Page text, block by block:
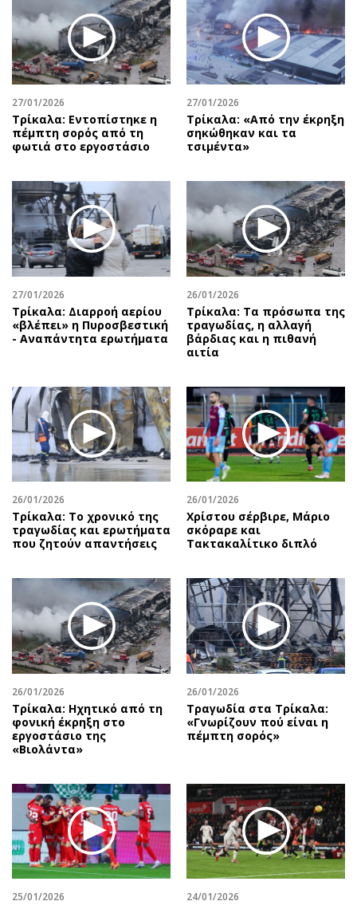
27/01/2026
Τρίκαλα: Εντοπίστηκε η
πέμπτη σορός από τη
φωτιά στο εργοστάσιο
27/01/2026
Τρίκαλα: «Από την έκρηξη
σηκώθηκαν και τα
τσιμέντα»
27/01/2026
Τρίκαλα: Διαρροή αερίου
«βλέπει» η Πυροσβεστική
- Αναπάντητα ερωτήματα
26/01/2026
Τρίκαλα: Τα πρόσωπα της
τραγωδίας, η αλλαγή
βάρδιας και η πιθανή
αιτία
26/01/2026
Τρίκαλα: Το χρονικό της
τραγωδίας και ερωτήματα
που ζητούν απαντήσεις
26/01/2026
Χρίστου σέρβιρε, Μάριο
σκόραρε και
Τακτακαλίτικο διπλό
26/01/2026
Τρίκαλα: Ηχητικό από τη
φονική έκρηξη στο
εργοστάσιο της
«Βιολάντα»
26/01/2026
Τραγωδία στα Τρίκαλα:
«Γνωρίζουν πού είναι η
πέμπτη σορός»
25/01/2026 24/01/2026